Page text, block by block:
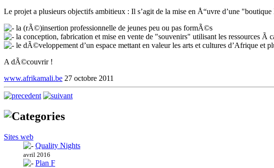
Le projet a plusieurs objectifs ambitieux : Il s’agit de la mise en Å“uvre d’une
la (rÃ©)insertion professionnelle de jeunes peu ou pas formÃ©s
la conception, fabrication et mise en vente de "souvenirs" utilisant les ressources Ã
le dÃ©veloppement d’un espace mettant en valeur les arts et cultures d’Afrique
A dÃ©couvrir !
www.afrikamali.be 27 octobre 2011
Sites web
Quality Nights
avril 2016
Plan F